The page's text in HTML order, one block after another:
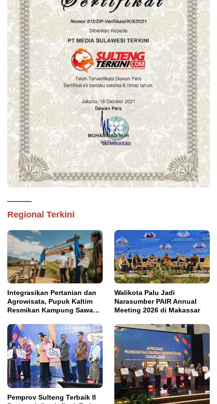
Regional Terkini
Integrasikan Pertanian dan
Agrowisata, Pupuk Kaltim
Resmikan Kampung Sawah
Walikota Palu Jadi
Narasumber PAIR Annual
Meeting 2026 di Makassar
Pemprov Sulteng Terbaik II